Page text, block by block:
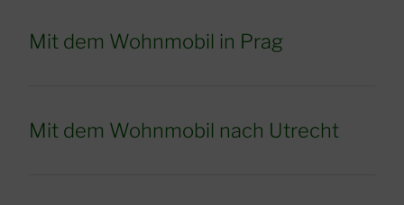
Mit dem Wohnmobil in Prag
Mit dem Wohnmobil nach Utrecht